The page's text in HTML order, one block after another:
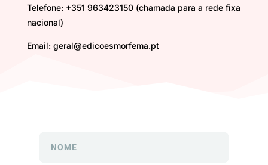
Telefone: +351 963423150 (chamada para a rede fixa
nacional)
Email: geral@edicoesmorfema.pt